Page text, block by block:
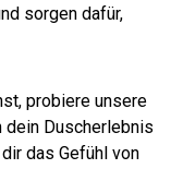
sorgen dafür,
probiere unsere
dein Duscherlebnis
das Gefühl von